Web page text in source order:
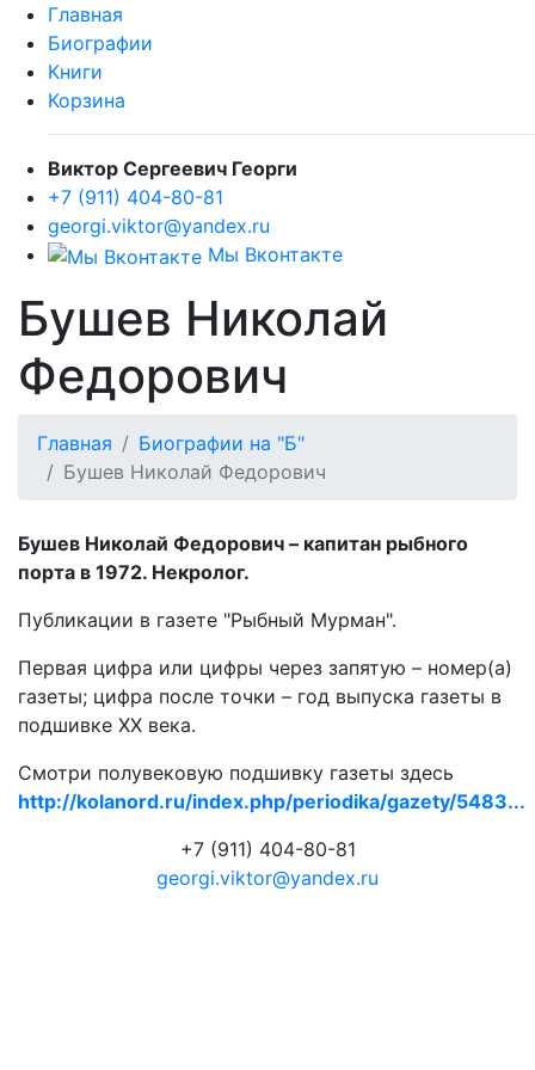
Главная
Биографии
Книги
Корзина
Виктор Сергеевич Георги
+7 (911) 404-80-81
georgi.viktor@yandex.ru
Мы Вконтакте
Бушев Николай
Федорович
Главная
Биографии на "Б"
Бушев Николай Федорович
Бушев Николай Федорович – капитан рыбного
порта в 1972. Некролог.
Публикации в газете "Рыбный Мурман".
Первая цифра или цифры через запятую – номер(а)
газеты; цифра после точки – год выпуска газеты в
подшивке ХХ века.
Смотри полувековую подшивку газеты здесь
http://kolanord.ru/index.php/periodika/gazety/5483...
+7 (911) 404-80-81
georgi.viktor@yandex.ru